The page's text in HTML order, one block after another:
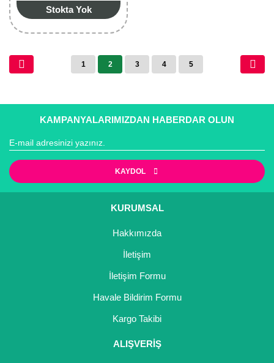
Stokta Yok
1 2 3 4 5
KAMPANYALARIMIZDAN HABERDAR OLUN
KAYDOL
KURUMSAL
Hakkımızda
İletişim
İletişim Formu
Havale Bildirim Formu
Kargo Takibi
ALIŞVERİŞ